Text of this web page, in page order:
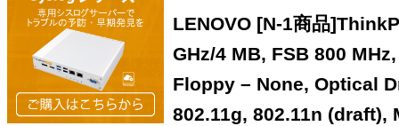
LENOVO [N-1商品
GHz/4 MB, FSB 800
Floppy – None, Optical
802.11g, 802.11n (draft),